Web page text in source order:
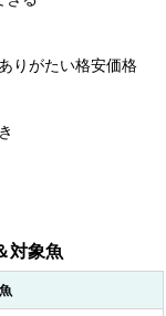
りがたい格安価格
対象魚